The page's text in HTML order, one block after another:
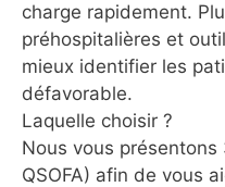
charge rapidement.
préhospitalières et
mieux identifier les
défavorable.
Laquelle choisir ?
Nous vous présentons
QSOFA) afin de vous